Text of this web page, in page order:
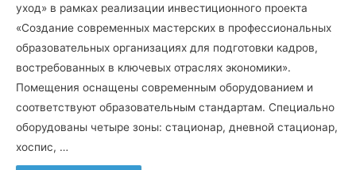
уход» в рамках реализации инвестиционного проекта
«Создание современных мастерских в профессиональных
образовательных организациях для подготовки кадров,
востребованных в ключевых отраслях экономики».
Помещения оснащены современным оборудованием и
соответствуют образовательным стандартам. Специально
оборудованы четыре зоны: стационар, дневной стационар,
хоспис, …